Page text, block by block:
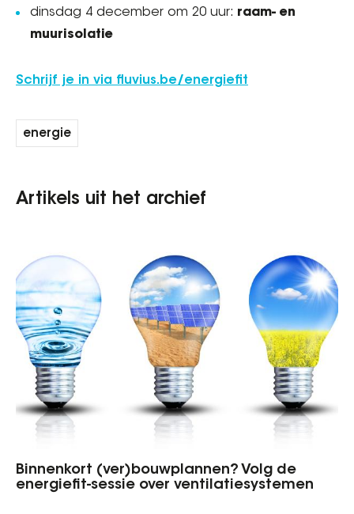
dinsdag 4 december om 20 uur: raam- en
muurisolatie
Schrijf je in via fluvius.be/energiefit
energie
Artikels uit het archief
Binnenkort (ver)bouwplannen? Volg de
energiefit-sessie over ventilatiesystemen